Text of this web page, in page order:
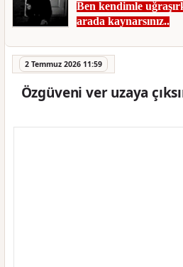
Ben kendimle
arada kaynarsınız..
2 Temmuz 2026 11:59
Özgüveni ver uzaya